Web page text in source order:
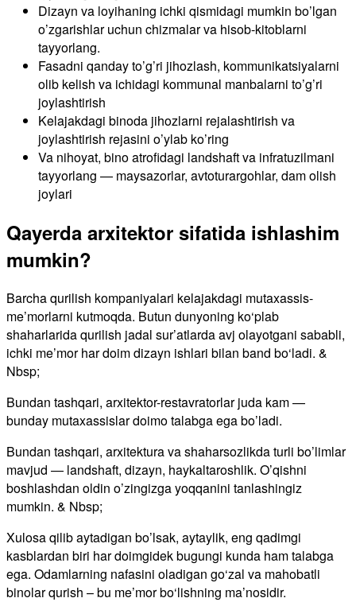
Dizayn va loyihaning ichki qismidagi mumkin bo’lgan
o’zgarishlar uchun chizmalar va hisob-kitoblarni
tayyorlang.
Fasadni qanday to’g’ri jihozlash, kommunikatsiyalarni
olib kelish va ichidagi kommunal manbalarni to’g’ri
joylashtirish
Kelajakdagi binoda jihozlarni rejalashtirish va
joylashtirish rejasini o’ylab ko’ring
Va nihoyat, bino atrofidagi landshaft va infratuzilmani
tayyorlang — maysazorlar, avtoturargohlar, dam olish
joylari
Qayerda arxitektor sifatida ishlashim
mumkin?
Barcha qurilish kompaniyalari kelajakdagi mutaxassis-
me’morlarni kutmoqda. Butun dunyoning ko‘plab
shaharlarida qurilish jadal sur’atlarda avj olayotgani sababli,
ichki me’mor har doim dizayn ishlari bilan band bo‘ladi. &
Nbsp;
Bundan tashqari, arxitektor-restavratorlar juda kam —
bunday mutaxassislar doimo talabga ega bo’ladi.
Bundan tashqari, arxitektura va shaharsozlikda turli bo’limlar
mavjud — landshaft, dizayn, haykaltaroshlik. O’qishni
boshlashdan oldin o’zingizga yoqqanini tanlashingiz
mumkin. & Nbsp;
Xulosa qilib aytadigan bo’lsak, aytaylik, eng qadimgi
kasblardan biri har doimgidek bugungi kunda ham talabga
ega. Odamlarning nafasini oladigan go‘zal va mahobatli
binolar qurish – bu me’mor bo‘lishning ma’nosidir.